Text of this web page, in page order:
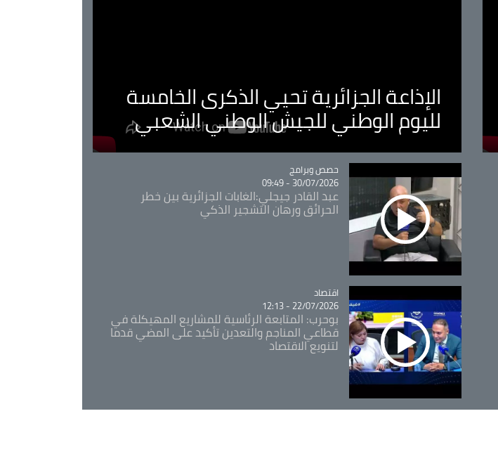
الإذاعة الجزائرية تحيي الذكرى الخامسة
لليوم الوطني للجيش الوطني الشعبي
Catégorie
حصص وبرامج
30/07/2026 - 09:49
عبد القادر جيجلي:الغابات الجزائرية بين خطر
الحرائق ورهان التشجير الذكي
Catégorie
اقتصاد
22/07/2026 - 12:13
بوحرب: المتابعة الرئاسية للمشاريع المهيكلة في
قطاعي المناجم والتعدين تأكيد على المضي قدما
لتنويع الاقتصاد